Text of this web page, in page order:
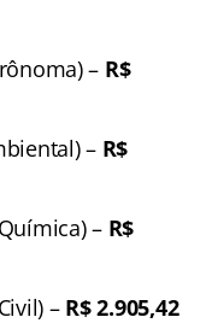
– R$
– R$
– R$
– R$ 2.905,42